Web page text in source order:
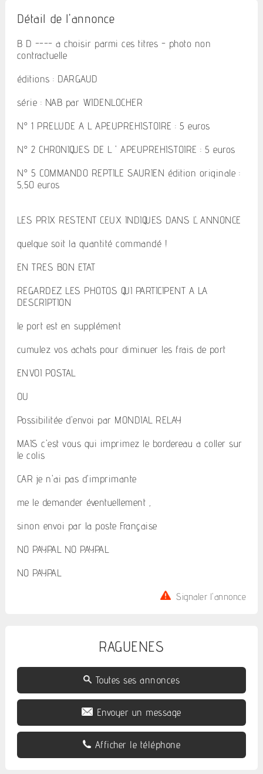
Détail de l'annonce
B D ---- a choisir parmi ces titres - photo non
contractuelle
éditions : DARGAUD
série : NAB par WIDENLOCHER
N° 1 PRELUDE A L APEUPREHISTOIRE : 5 euros
N° 2 CHRONIQUES DE L ' APEUPREHISTOIRE : 5 euros
N° 5 COMMANDO REPTILE SAURIEN édition originale :
5,50 euros
LES PRIX RESTENT CEUX INDIQUES DANS L' ANNONCE
quelque soit la quantité commandé !
EN TRES BON ETAT
REGARDEZ LES PHOTOS QUI PARTICIPENT A LA
DESCRIPTION
le port est en supplément
cumulez vos achats pour diminuer les frais de port
ENVOI POSTAL
OU
Possibilitée d'envoi par MONDIAL RELAY
MAIS c'est vous qui imprimez le bordereau a coller sur
le colis
CAR je n'ai pas d'imprimante
me le demander éventuellement ,
sinon envoi par la poste Française
NO PAYPAL NO PAYPAL
NO PAYPAL
Signaler l'annonce
RAGUENES
Toutes ses annonces
Envoyer un message
Afficher le téléphone